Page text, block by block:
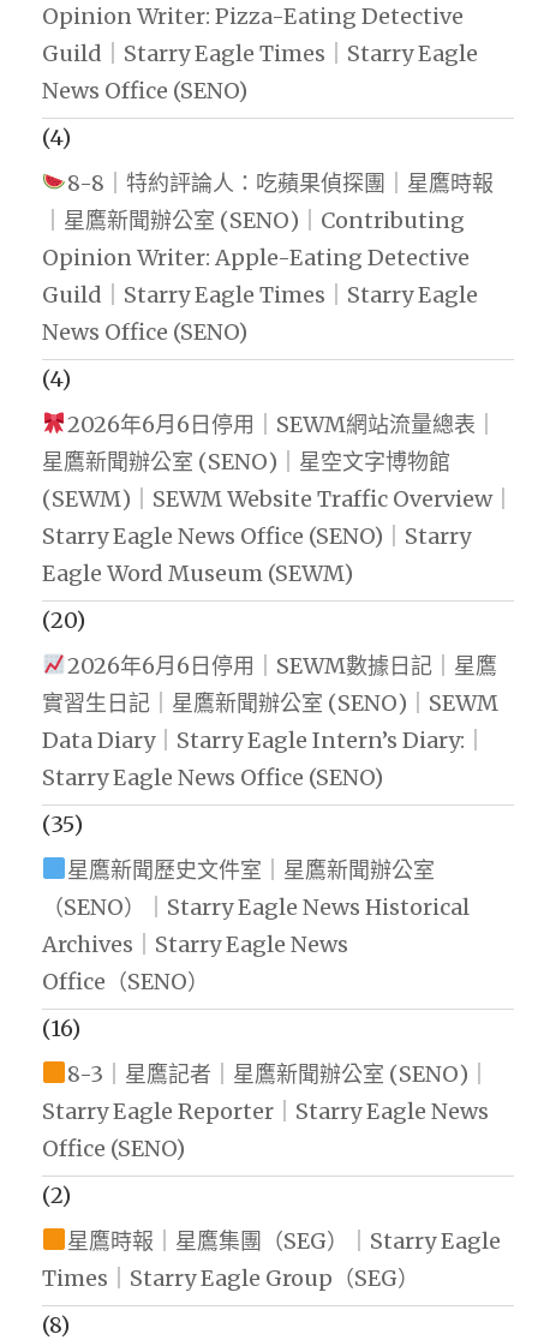
Opinion Writer: Pizza-Eating Detective
Guild｜Starry Eagle Times｜Starry Eagle
News Office (SENO)
(4)
8-8｜特約評論人：吃蘋果偵探團｜星鷹時報
｜星鷹新聞辦公室 (SENO)｜Contributing
Opinion Writer: Apple-Eating Detective
Guild｜Starry Eagle Times｜Starry Eagle
News Office (SENO)
(4)
2026年6月6日停用｜SEWM網站流量總表｜
星鷹新聞辦公室 (SENO)｜星空文字博物館
(SEWM)｜SEWM Website Traffic Overview｜
Starry Eagle News Office (SENO)｜Starry
Eagle Word Museum (SEWM)
(20)
2026年6月6日停用｜SEWM數據日記｜星鷹
實習生日記｜星鷹新聞辦公室 (SENO)｜SEWM
Data Diary｜Starry Eagle Intern’s Diary:｜
Starry Eagle News Office (SENO)
(35)
星鷹新聞歷史文件室｜星鷹新聞辦公室
（SENO）｜Starry Eagle News Historical
Archives｜Starry Eagle News
Office（SENO）
(16)
8-3｜星鷹記者｜星鷹新聞辦公室 (SENO)｜
Starry Eagle Reporter｜Starry Eagle News
Office (SENO)
(2)
星鷹時報｜星鷹集團（SEG）｜Starry Eagle
Times｜Starry Eagle Group（SEG）
(8)